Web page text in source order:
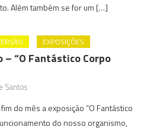
Além também se for um […]
EXPOSIÇÕES
– “O Fantástico Corpo
Santos
do mês a exposição “O Fantástico
do nosso organismo,